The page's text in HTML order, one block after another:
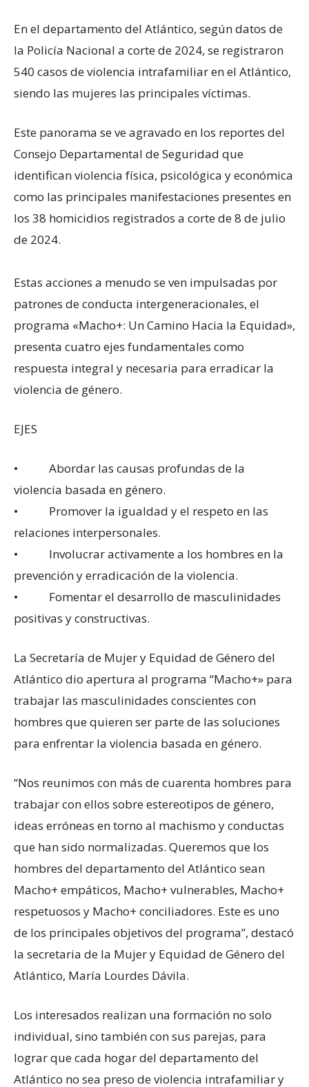
En el departamento del Atlántico, según datos de
la Policía Nacional a corte de 2024, se registraron
540 casos de violencia intrafamiliar en el Atlántico,
siendo las mujeres las principales víctimas.
Este panorama se ve agravado en los reportes del
Consejo Departamental de Seguridad que
identifican violencia física, psicológica y económica
como las principales manifestaciones presentes en
los 38 homicidios registrados a corte de 8 de julio
de 2024.
Estas acciones a menudo se ven impulsadas por
patrones de conducta intergeneracionales, el
programa «Macho+: Un Camino Hacia la Equidad»,
presenta cuatro ejes fundamentales como
respuesta integral y necesaria para erradicar la
violencia de género.
EJES
• Abordar las causas profundas de la
violencia basada en género.
• Promover la igualdad y el respeto en las
relaciones interpersonales.
• Involucrar activamente a los hombres en la
prevención y erradicación de la violencia.
• Fomentar el desarrollo de masculinidades
positivas y constructivas.
La Secretaría de Mujer y Equidad de Género del
Atlántico dio apertura al programa “Macho+» para
trabajar las masculinidades conscientes con
hombres que quieren ser parte de las soluciones
para enfrentar la violencia basada en género.
“Nos reunimos con más de cuarenta hombres para
trabajar con ellos sobre estereotipos de género,
ideas erróneas en torno al machismo y conductas
que han sido normalizadas. Queremos que los
hombres del departamento del Atlántico sean
Macho+ empáticos, Macho+ vulnerables, Macho+
respetuosos y Macho+ conciliadores. Este es uno
de los principales objetivos del programa”, destacó
la secretaria de la Mujer y Equidad de Género del
Atlántico, María Lourdes Dávila.
Los interesados realizan una formación no solo
individual, sino también con sus parejas, para
lograr que cada hogar del departamento del
Atlántico no sea preso de violencia intrafamiliar y